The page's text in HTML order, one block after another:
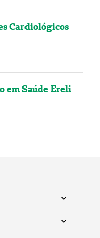
Cardiológicos
em Saúde Ereli